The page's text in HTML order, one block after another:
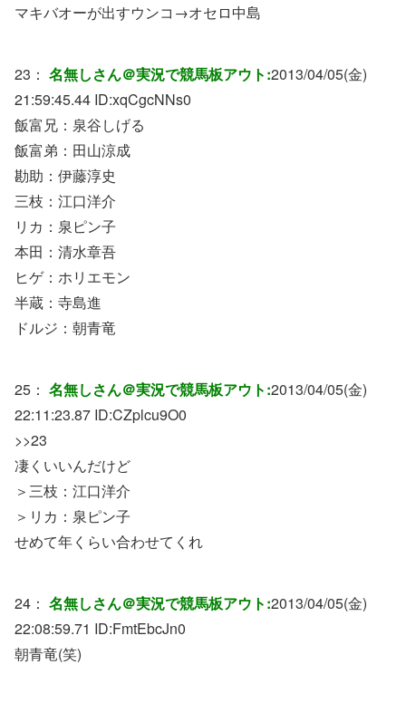
マキバオーが出すウンコ→オセロ中島
23： 名無しさん＠実況で競馬板アウト:2013/04/05(金)
21:59:45.44 ID:xqCgcNNs0
飯富兄：泉谷しげる
飯富弟：田山涼成
勘助：伊藤淳史
三枝：江口洋介
リカ：泉ピン子
本田：清水章吾
ヒゲ：ホリエモン
半蔵：寺島進
ドルジ：朝青竜
25： 名無しさん＠実況で競馬板アウト:2013/04/05(金)
22:11:23.87 ID:CZplcu9O0
>>23
凄くいいんだけど
＞三枝：江口洋介
＞リカ：泉ピン子
せめて年くらい合わせてくれ
24： 名無しさん＠実況で競馬板アウト:2013/04/05(金)
22:08:59.71 ID:FmtEbcJn0
朝青竜(笑)